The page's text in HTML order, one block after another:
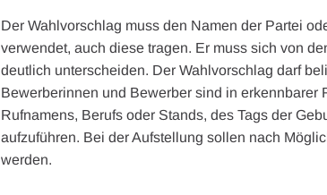
Der Wahlvorschlag muss den Namen der Partei
verwendet, auch diese tragen. Er muss sich von
deutlich unterscheiden. Der Wahlvorschlag darf
Bewerberinnen und Bewerber sind in
Rufnamens, Berufs oder Stands, des Tags der
aufzuführen. Bei der Aufstellung sollen nach
werden.